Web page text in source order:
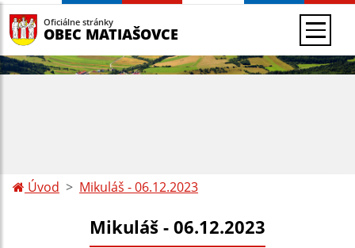
Oficiálne stránky
OBEC MATIAŠOVCE
Úvod Mikuláš - 06.12.2023
Mikuláš - 06.12.2023